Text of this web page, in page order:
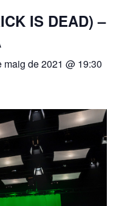
IS DEAD) –
maig de 2021 @ 19:30